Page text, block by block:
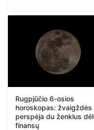
Rugpjūčio 6-osios
horoskopas: žvaigždės
perspėja du ženklus dėl
finansų